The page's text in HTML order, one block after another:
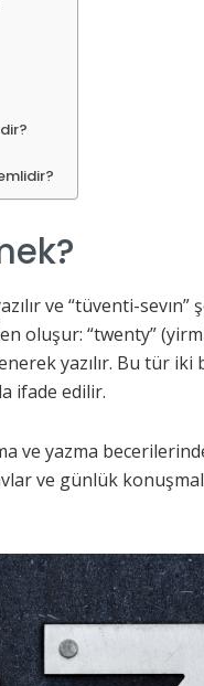
ve “tüventi-
oluşur: “twenty”
yazılır. Bu tür iki
ifade edilir.
ve yazma
ve günlük